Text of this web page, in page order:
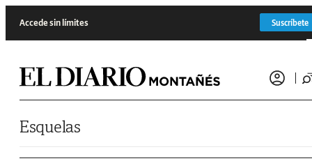
Accede sin límites Suscríbete
Esquelas